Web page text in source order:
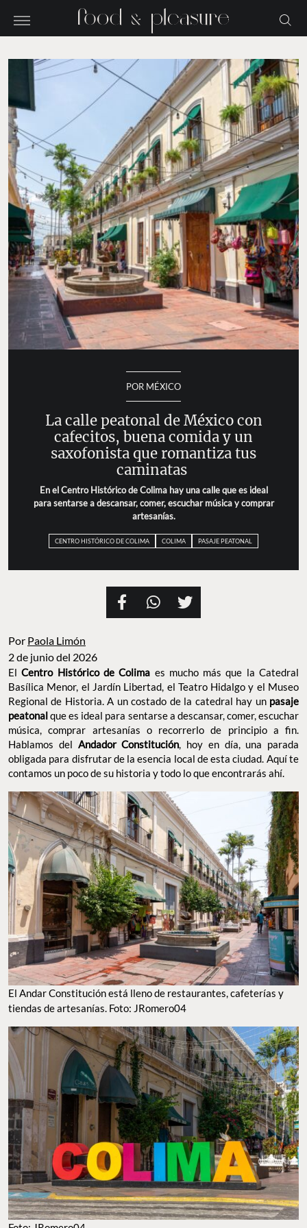
POR MÉXICO
La calle peatonal de México con
cafecitos, buena comida y un
saxofonista que romantiza tus
caminatas
En el Centro Histórico de Colima hay una calle que es ideal
para sentarse a descansar, comer, escuchar música y comprar
artesanías.
CENTRO HISTÓRICO DE COLIMA COLIMA PASAJE PEATONAL
Por Paola Limón
2 de junio del 2026
ElCentro Histórico de Colima es mucho más que la Catedral
Basílica Menor, el Jardín Libertad, el Teatro Hidalgo y el Museo
Regional de Historia. A un costado de la catedral hay un pasaje
peatonalque es ideal para sentarse a descansar, comer, escuchar
música, comprar artesanías o recorrerlo de principio a fin.
Hablamos del Andador Constitución, hoy en día, una parada
obligada para disfrutar de la esencia local de esta ciudad. Aquí te
contamos un poco de su historia y todo lo que encontrarás ahí.
El Andar Constitución está lleno de restaurantes, cafeterías y
tiendas de artesanías. Foto: JRomero04